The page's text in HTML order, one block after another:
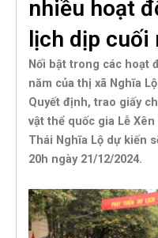
nhiều hoạt
lịch dịp cuối
Nối bật trong các hoạt
năm của thị xã Nghĩa
Quyết định, trao giấy
vật thể quốc gia Lễ
Thái Nghĩa Lộ dự kiến
20h ngày 21/12/2024.